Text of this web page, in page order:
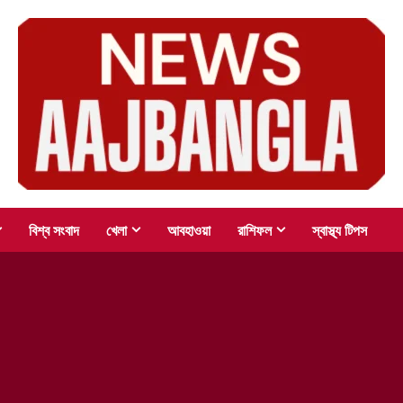
বিশ্ব সংবাদ খেলা আবহাওয়া রাশিফল স্বাস্থ্য টিপস